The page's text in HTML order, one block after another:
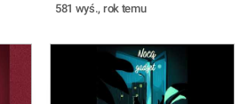
581 wyś., rok temu